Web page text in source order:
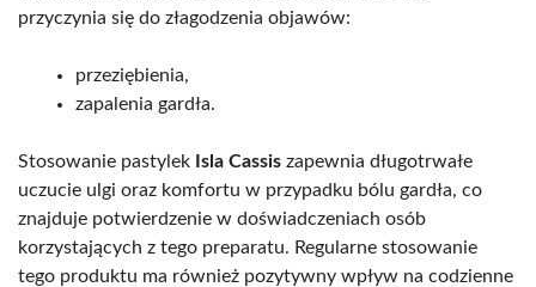
przyczynia się do złagodzenia objawów:
przeziębienia,
zapalenia gardła.
Stosowanie pastylek Isla Cassis zapewnia długotrwałe
uczucie ulgi oraz komfortu w przypadku bólu gardła, co
znajduje potwierdzenie w doświadczeniach osób
korzystających z tego preparatu. Regularne stosowanie
tego produktu ma również pozytywny wpływ na codzienne